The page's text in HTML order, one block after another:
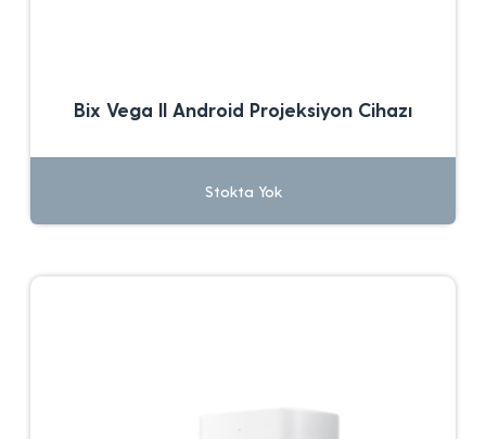
Bix Vega II Android Projeksiyon Cihazı
Stokta Yok